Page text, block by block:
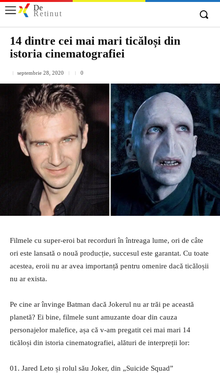
De
Retinut
14 dintre cei mai mari ticăloși din
istoria cinematografiei
septembrie 28, 2020 0
Filmele cu super-eroi bat recorduri în întreaga lume, ori de câte
ori este lansată o nouă producție, succesul este garantat. Cu toate
acestea, eroii nu ar avea importanță pentru omenire dacă ticăloșii
nu ar exista.
Pe cine ar învinge Batman dacă Jokerul nu ar trăi pe această
planetă? Ei bine, filmele sunt amuzante doar din cauza
personajelor malefice, așa că v-am pregatit cei mai mari 14
ticăloși din istoria cinematografiei, alături de interpreții lor:
01. Jared Leto și rolul său Joker, din „Suicide Squad”